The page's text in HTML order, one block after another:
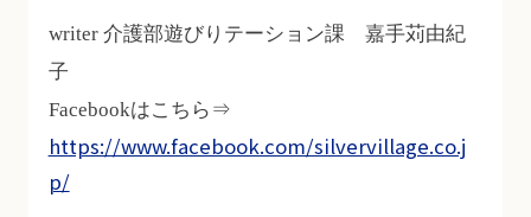
writer 介護部遊びりテーション課 嘉手苅由紀
子
Facebookはこちら⇒
https://www.facebook.com/silvervillage.co.j
p/